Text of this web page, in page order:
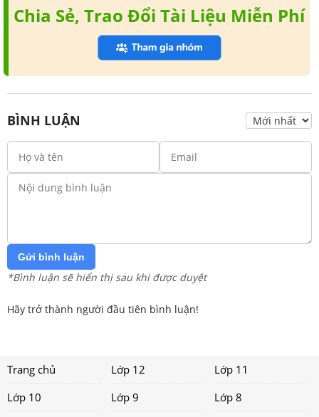
Chia Sẻ, Trao Đổi Tài Liệu Miễn Phí
BÌNH LUẬN
Gửi bình luận
*Bình luận sẽ hiển thị sau khi được duyệt
Hãy trở thành người đầu tiên bình luận!
Trang chủ Lớp 12
Lớp 11
Lớp 10
Lớp 9
Lớp 8